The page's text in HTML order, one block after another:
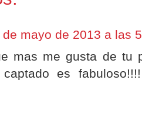
de mayo de 2013 a las
mas me gusta de tu
es